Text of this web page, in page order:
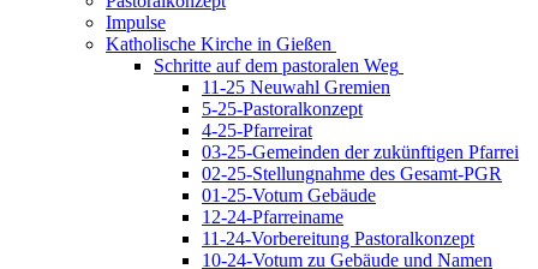
Impulse
Katholische Kirche in Gießen
Schritte auf dem pastoralen Weg
11-25 Neuwahl Gremien
5-25-Pastoralkonzept
4-25-Pfarreirat
03-25-Gemeinden der zukünftigen Pfarrei
02-25-Stellungnahme des Gesamt-PGR
01-25-Votum Gebäude
12-24-Pfarreiname
11-24-Vorbereitung Pastoralkonzept
10-24-Votum zu Gebäude und Namen